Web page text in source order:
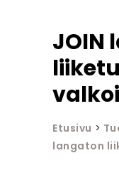
JOIN
Etusivu >
langaton